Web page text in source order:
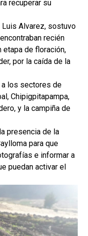
recuperar su
Alvarez, sostuvo
recién
etapa de floración,
por la caída de la
a los sectores de
Chipigpitapampa,
y la campiña de
presencia de la
para que
e informar a
puedan activar el